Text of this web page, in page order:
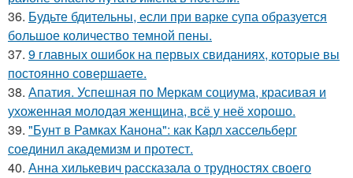
36. Будьте бдительны, если при варке супа образуется
большое количество темной пены.
37. 9 главных ошибок на первых свиданиях, которые вы
постоянно совершаете.
38. Апатия. Успешная по Меркам социума, красивая и
ухоженная молодая женщина, всё у неё хорошо.
39. "Бунт в Рамках Канона": как Карл хассельберг
соединил академизм и протест.
40. Анна хилькевич рассказала о трудностях своего